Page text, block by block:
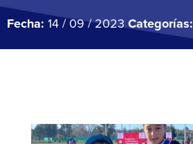
Fecha: 14 / 09 / 2023Categorías: